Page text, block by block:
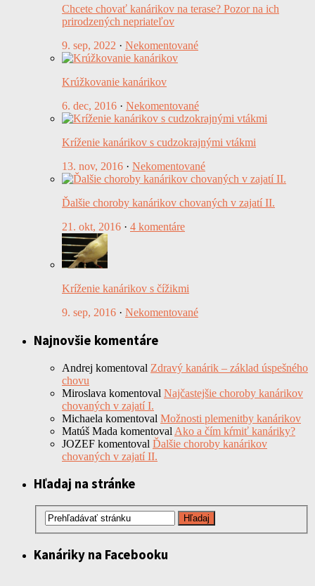
Chcete chovať kanárikov na terase? Pozor na ich
prirodzených nepriateľov
9. sep, 2022 · Nekomentované
Krúžkovanie kanárikov
6. dec, 2016 · Nekomentované
Kríženie kanárikov s cudzokrajnými vtákmi
13. nov, 2016 · Nekomentované
Ďalšie choroby kanárikov chovaných v zajatí II.
21. okt, 2016 · 4 komentáre
Kríženie kanárikov s čížikmi
9. sep, 2016 · Nekomentované
Najnovšie komentáre
Andrej komentoval Zdravý kanárik – základ úspešného
chovu
Miroslava komentoval Najčastejšie choroby kanárikov
chovaných v zajatí I.
Michaela komentoval Možnosti plemenitby kanárikov
Matúš Mada komentoval Ako a čím kŕmiť kanáriky?
JOZEF komentoval Ďalšie choroby kanárikov
chovaných v zajatí II.
Hľadaj na stránke
Kanáriky na Facebooku